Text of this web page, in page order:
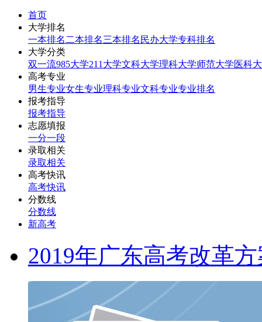
首页
大学排名
一本排名 二本排名三本排名 民办大学专科排名
大学分类
双一流985大学211大学文科大学理科大学师范大学医科
高考专业
男生专业女生专业理科专业文科专业专业排名
报考指导
报考指导
志愿填报
一分一段
录取相关
录取相关
高考快讯
高考快讯
分数线
分数线
新高考
2019年广东高考改革